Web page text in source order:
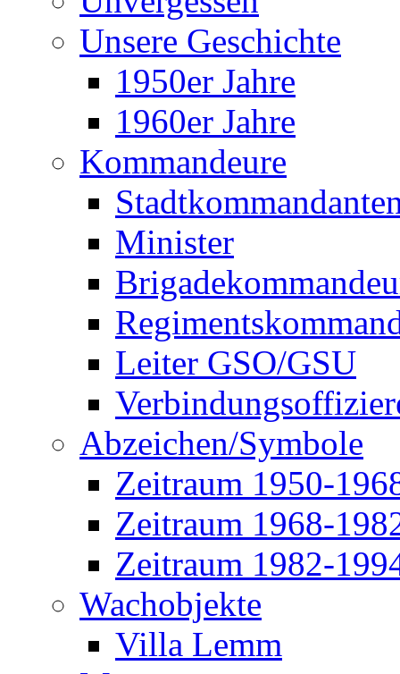
Unsere Geschichte
1950er Jahre
1960er Jahre
Kommandeure
Minister
Leiter GSO/GSU
Abzeichen/Symbole
Zeitraum 1950-
Zeitraum 1968-
Zeitraum 1982-
Wachobjekte
Villa Lemm